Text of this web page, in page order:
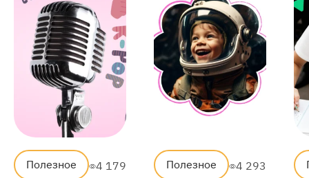
Полезное 4 179 Полезное 4 293